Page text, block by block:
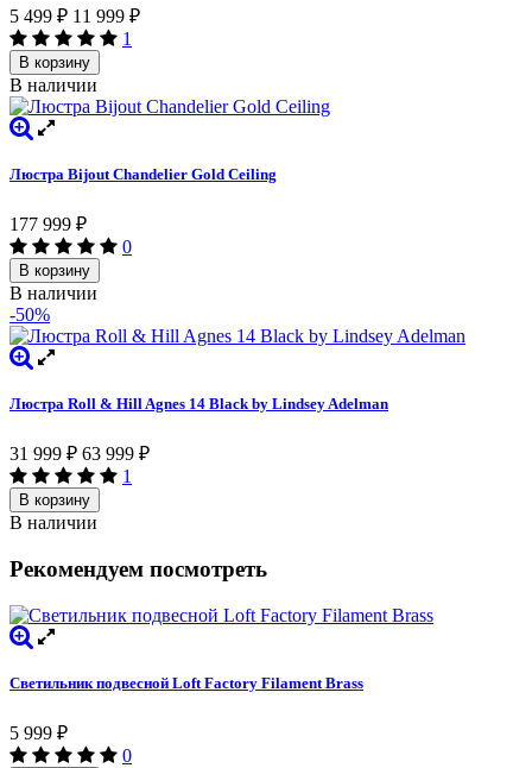
5 499 ₽ 11 999 ₽
1
В корзину
В наличии
Люстра Bijout Chandelier Gold Ceiling
177 999 ₽
0
В корзину
В наличии
-50%
Люстра Roll & Hill Agnes 14 Black by Lindsey Adelman
31 999 ₽ 63 999 ₽
1
В корзину
В наличии
Рекомендуем посмотреть
Светильник подвесной Loft Factory Filament Brass
5 999 ₽
0